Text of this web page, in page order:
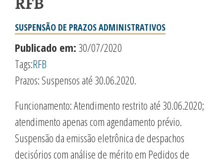
SUSPENSÃO DE PRAZOS ADMINISTRATIVOS
Publicado em: 30/07/2020
Tags:RFB
Prazos: Suspensos até 30.06.2020.
Funcionamento: Atendimento restrito até 30.06.2020;
atendimento apenas com agendamento prévio.
Suspensão da emissão eletrônica de despachos
decisórios com análise de mérito em Pedidos de